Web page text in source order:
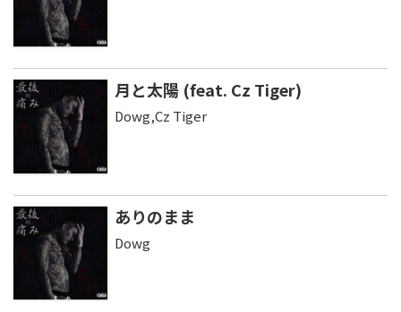
月と太陽 (feat. Cz Tiger)
Dowg,Cz Tiger
ありのまま
Dowg